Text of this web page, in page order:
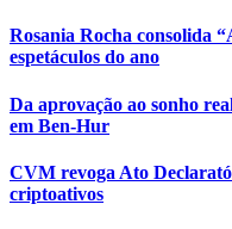
Rosania Rocha consolida
espetáculos do ano
Da aprovação ao sonho
em Ben-Hur
CVM revoga Ato
criptoativos